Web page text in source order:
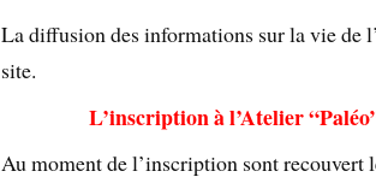
La diffusion des informations sur la vie de
site.
L’inscription à l’Atelier
Au moment de l’inscription sont